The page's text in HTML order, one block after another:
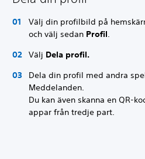
Välj din profilbild på
och välj sedan Profil.
Välj Dela profil.
Dela din profil med andra
Meddelanden.
Du kan även skanna en QR-
appar från tredje part.